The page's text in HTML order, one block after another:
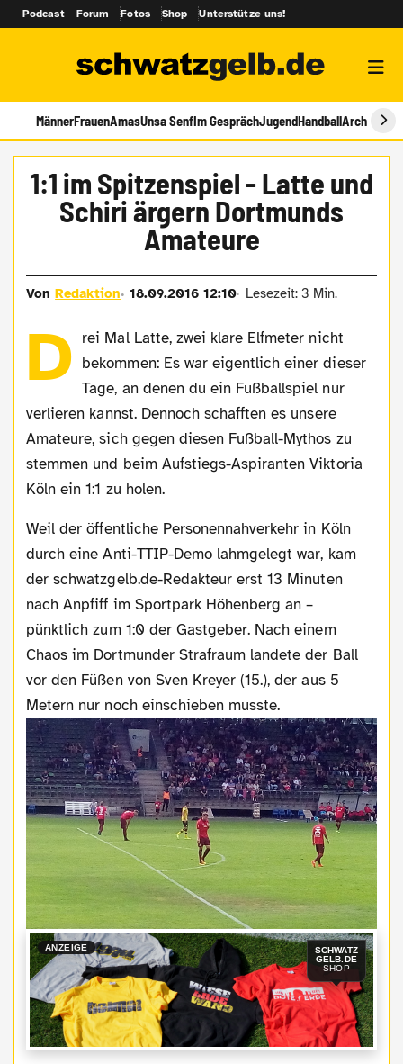
Podcast Forum Fotos Shop Unterstütze uns!
MännerFrauenAmasUnsa SenfIm GesprächJugendHandballArchiv
1:1 im Spitzenspiel - Latte und
Schiri ärgern Dortmunds
Amateure
VonRedaktion 18.09.2016 12:10 Lesezeit: 3 Min.
D rei Mal Latte, zwei klare Elfmeter nicht
bekommen: Es war eigentlich einer dieser
Tage, an denen du ein Fußballspiel nur
verlieren kannst. Dennoch schafften es unsere
Amateure, sich gegen diesen Fußball-Mythos zu
stemmen und beim Aufstiegs-Aspiranten Viktoria
Köln ein 1:1 zu holen.
Weil der öffentliche Personennahverkehr in Köln
durch eine Anti-TTIP-Demo lahmgelegt war, kam
der schwatzgelb.de-Redakteur erst 13 Minuten
nach Anpfiff im Sportpark Höhenberg an –
pünktlich zum 1:0 der Gastgeber. Nach einem
Chaos im Dortmunder Strafraum landete der Ball
vor den Füßen von Sven Kreyer (15.), der aus 5
Metern nur noch einschieben musste.
ANZEIGE
SCHWATZ
GELB.DE
SHOP